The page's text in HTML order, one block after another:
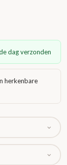
dag verzonden
herkenbare